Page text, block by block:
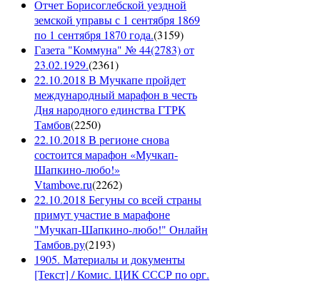
Отчет Борисоглебской уездной
земской управы с 1 сентября 1869
по 1 сентября 1870 года.(3159)
Газета "Коммуна" № 44(2783) от
23.02.1929.(2361)
22.10.2018 В Мучкапе пройдет
международный марафон в честь
Дня народного единства ГТРК
Тамбов(2250)
22.10.2018 В регионе снова
состоится марафон «Мучкап-
Шапкино-любо!»
Vtambove.ru(2262)
22.10.2018 Бегуны со всей страны
примут участие в марафоне
"Мучкап-Шапкино-любо!" Онлайн
Тамбов.ру(2193)
1905. Материалы и документы
[Текст] / Комис. ЦИК СССР по орг.